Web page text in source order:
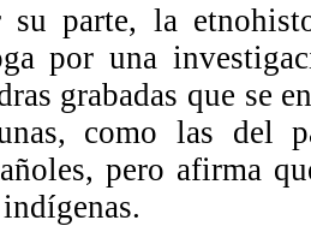
su parte, la
por una
grabadas que se
como las del
pero afirma